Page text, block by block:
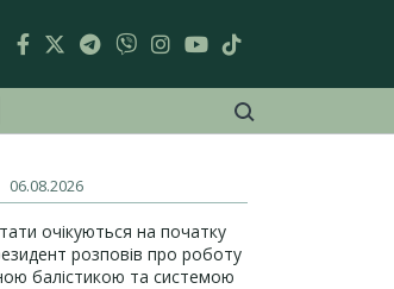
06.08.2026
очікуються на початку
розповів про роботу
балістикою та системою